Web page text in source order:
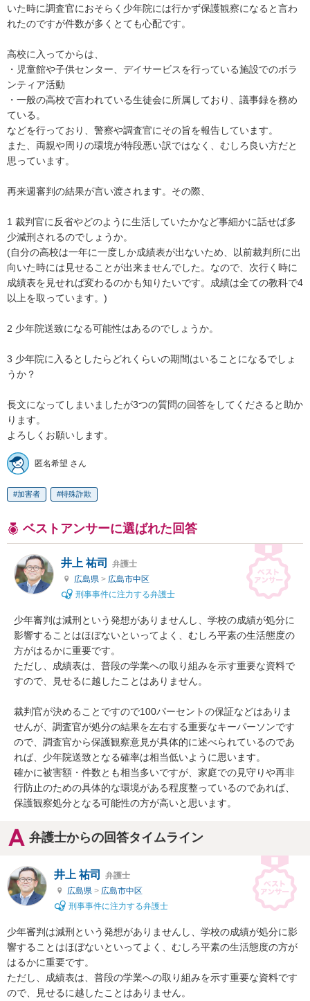
いた時に調査官におそらく少年院には行かず保護観察になると言わ
れたのですが件数が多くとても心配です。
高校に入ってからは、
・児童館や子供センター、デイサービスを行っている施設でのボラ
ンティア活動
・一般の高校で言われている生徒会に所属しており、議事録を務め
ている。
などを行っており、警察や調査官にその旨を報告しています。
また、両親や周りの環境が特段悪い訳ではなく、むしろ良い方だと
思っています。
再来週審判の結果が言い渡されます。その際、
1 裁判官に反省やどのように生活していたかなど事細かに話せば多
少減刑されるのでしょうか。
(自分の高校は一年に一度しか成績表が出ないため、以前裁判所に出
向いた時には見せることが出来ませんでした。なので、次行く時に
成績表を見せれば変わるのかも知りたいです。成績は全ての教科で4
以上を取っています。)
2 少年院送致になる可能性はあるのでしょうか。
3 少年院に入るとしたらどれくらいの期間はいることになるでしょ
うか？
長文になってしまいましたが3つの質問の回答をしてくださると助か
ります。
よろしくお願いします。
匿名希望 さん
加害者 特殊詐欺
ベストアンサーに選ばれた回答
井上 祐司
弁護士
広島県 > 広島市中区
刑事事件に注力する弁護士
少年審判は減刑という発想がありませんし、学校の成績が処分に
影響することはほぼないといってよく、むしろ平素の生活態度の
方がはるかに重要です。
ただし、成績表は、普段の学業への取り組みを示す重要な資料で
すので、見せるに越したことはありません。
裁判官が決めることですので100パーセントの保証などはありま
せんが、調査官が処分の結果を左右する重要なキーパーソンです
ので、調査官から保護観察意見が具体的に述べられているのであ
れば、少年院送致となる確率は相当低いように思います。
確かに被害額・件数とも相当多いですが、家庭での見守りや再非
行防止のための具体的な環境がある程度整っているのであれば、
保護観察処分となる可能性の方が高いと思います。
弁護士からの回答タイムライン
井上 祐司
弁護士
広島県 > 広島市中区
刑事事件に注力する弁護士
少年審判は減刑という発想がありませんし、学校の成績が処分に影
響することはほぼないといってよく、むしろ平素の生活態度の方が
はるかに重要です。
ただし、成績表は、普段の学業への取り組みを示す重要な資料です
ので、見せるに越したことはありません。